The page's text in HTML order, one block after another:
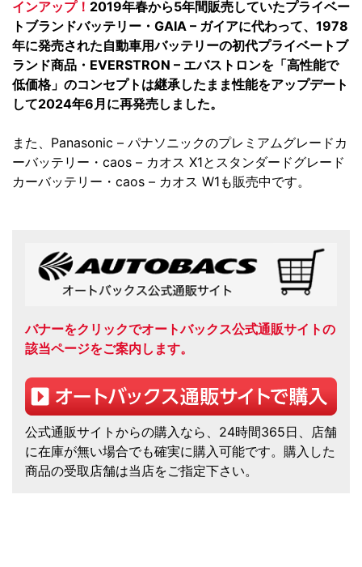
インアップ！ 2019年春から5年間販売していたプライベー
トブランドバッテリー・GAIA – ガイアに代わって、1978
年に発売された自動車用バッテリーの初代プライベートブ
ランド商品・EVERSTRON – エバストロンを「高性能で
低価格」のコンセプトは継承したまま性能をアップデート
して2024年6月に再発売しました。
また、Panasonic – パナソニックのプレミアムグレードカ
ーバッテリー・caos – カオス X1とスタンダードグレード
カーバッテリー・caos – カオス W1も販売中です。
バナーをクリックでオートバックス公式通販サイトの
該当ページをご案内します。
公式通販サイトからの購入なら、24時間365日、店舗
に在庫が無い場合でも確実に購入可能です。購入した
商品の受取店舗は当店をご指定下さい。